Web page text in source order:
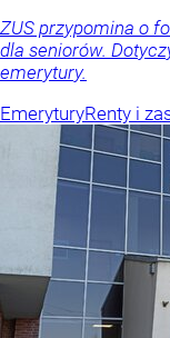
ZUS przypomina o
dla seniorów.
emerytury.
EmeryturyRenty i